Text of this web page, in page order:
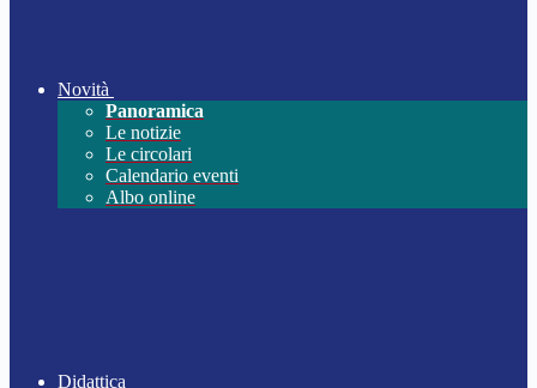
Novità
Panoramica
Le notizie
Le circolari
Calendario eventi
Albo online
Didattica